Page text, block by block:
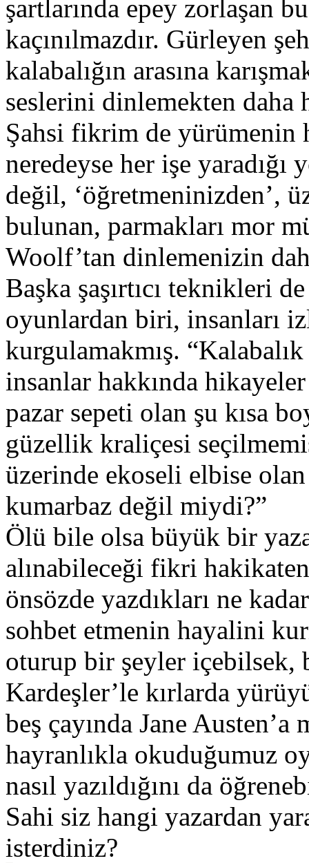
şartlarında epey zorlaşan
kaçınılmazdır. Gürleyen
kalabalığın arasına
seslerini dinlemekten daha
Şahsi fikrim de yürümenin
neredeyse her işe yaradığı
değil, ‘öğretmeninizden’,
bulunan, parmakları mor
Woolf’tan dinlemenizin
Başka şaşırtıcı teknikleri
oyunlardan biri, insanları
kurgulamakmış.
insanlar hakkında
pazar sepeti olan şu kısa
güzellik kraliçesi
üzerinde ekoseli elbise
kumarbaz değil miydi?”
Ölü bile olsa büyük bir
alınabileceği fikri
önsözde yazdıkları ne
sohbet etmenin hayalini
oturup bir şeyler içebilsek,
Kardeşler’le kırlarda
beş çayında Jane
hayranlıkla okuduğumuz
nasıl yazıldığını da
Sahi siz hangi yazardan
isterdiniz?